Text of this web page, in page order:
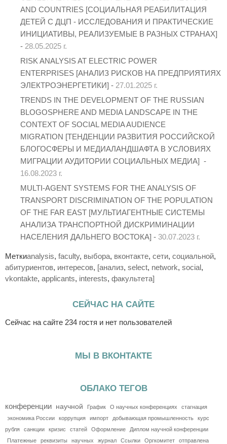
AND COUNTRIES [СОЦИАЛЬНАЯ РЕАБИЛИТАЦИЯ
ДЕТЕЙ С ДЦП - ИССЛЕДОВАНИЯ И ПРАКТИЧЕСКИЕ
ИНИЦИАТИВЫ, РЕАЛИЗУЕМЫЕ В РАЗНЫХ СТРАНАХ]
- 28.05.2025 г.
RISK ANALYSIS AT ELECTRIC POWER
ENTERPRISES [АНАЛИЗ РИСКОВ НА ПРЕДПРИЯТИЯХ
ЭЛЕКТРОЭНЕРГЕТИКИ] - 27.01.2025 г.
TRENDS IN THE DEVELOPMENT OF THE RUSSIAN
BLOGOSPHERE AND MEDIA LANDSCAPE IN THE
CONTEXT OF SOCIAL MEDIA AUDIENCE
MIGRATION [ТЕНДЕНЦИИ РАЗВИТИЯ РОССИЙСКОЙ
БЛОГОСФЕРЫ И МЕДИАЛАНДШАФТА В УСЛОВИЯХ
МИГРАЦИИ АУДИТОРИИ СОЦИАЛЬНЫХ МЕДИА] -
16.08.2023 г.
MULTI-AGENT SYSTEMS FOR THE ANALYSIS OF
TRANSPORT DISCRIMINATION OF THE POPULATION
OF THE FAR EAST [МУЛЬТИАГЕНТНЫЕ СИСТЕМЫ
АНАЛИЗА ТРАНСПОРТНОЙ ДИСКРИМИНАЦИИ
НАСЕЛЕНИЯ ДАЛЬНЕГО ВОСТОКА] - 30.07.2023 г.
Меткиanalysis, faculty, выбора, вконтакте, сети, социальной,
абитуриентов, интересов, [анализ, select, network, social,
vkontakte, applicants, interests, факультета]
СЕЙЧАС НА САЙТЕ
Сейчас на сайте 234 гостя и нет пользователей
МЫ В ВКОНТАКТЕ
ОБЛАКО ТЕГОВ
конференции научной График О научных конференциях
стагнация
экономика России
коррупция импорт добывающая промышленность
курс
рубля
санкции кризис статей Оформление
Диплом научной конференции
Платежные
реквизиты научных журнал Ссылки Оргкомитет
отправлена